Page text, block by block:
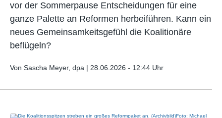
vor der Sommerpause Entscheidungen für eine
ganze Palette an Reformen herbeiführen. Kann ein
neues Gemeinsamkeitsgefühl die Koalitionäre
beflügeln?
Von Sascha Meyer, dpa | 28.06.2026 - 12:44 Uhr